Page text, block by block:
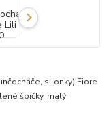
silonky) Fiore
špičky, malý